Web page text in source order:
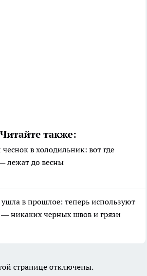
Читайте также:
в холодильник: вот где
лежат до весны
в прошлое: теперь используют
никаких черных швов и грязи
странице отключены.